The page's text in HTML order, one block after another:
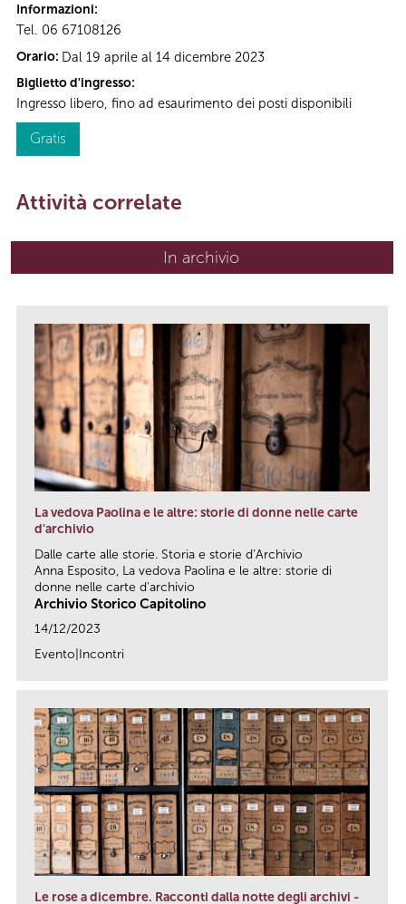
Informazioni:
Tel. 06 67108126
Orario: Dal 19 aprile al 14 dicembre 2023
Biglietto d'ingresso:
Ingresso libero, fino ad esaurimento dei posti disponibili
Gratis
Attività correlate
In archivio
La vedova Paolina e le altre: storie di donne nelle carte
d'archivio
Dalle carte alle storie. Storia e storie d’Archivio
Anna Esposito, La vedova Paolina e le altre: storie di
donne nelle carte d'archivio
Archivio Storico Capitolino
14/12/2023
Evento|Incontri
Le rose a dicembre. Racconti dalla notte degli archivi -